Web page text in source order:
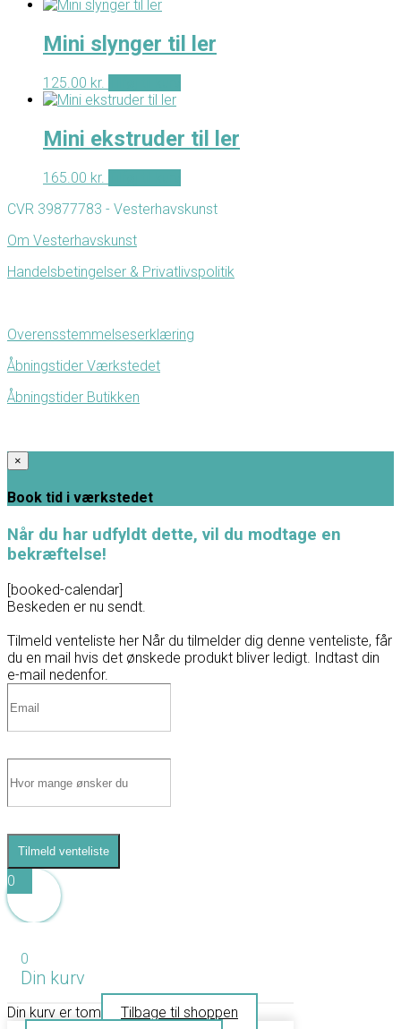
Mini slynger til ler
125.00 kr.
Mini ekstruder til ler
165.00 kr.
CVR 39877783 - Vesterhavskunst
Om Vesterhavskunst
Handelsbetingelser & Privatlivspolitik
Overensstemmelseserklæring
Åbningstider Værkstedet
Åbningstider Butikken
×
Book tid i værkstedet
Når du har udfyldt dette, vil du modtage en
bekræftelse!
[booked-calendar]
Beskeden er nu sendt.
Tilmeld venteliste her Når du tilmelder dig denne venteliste, får
du en mail hvis det ønskede produkt bliver ledigt. Indtast din
e-mail nedenfor.
Tilmeld venteliste
0
0
Din kurv
Din kurv er tom Tilbage til shoppen